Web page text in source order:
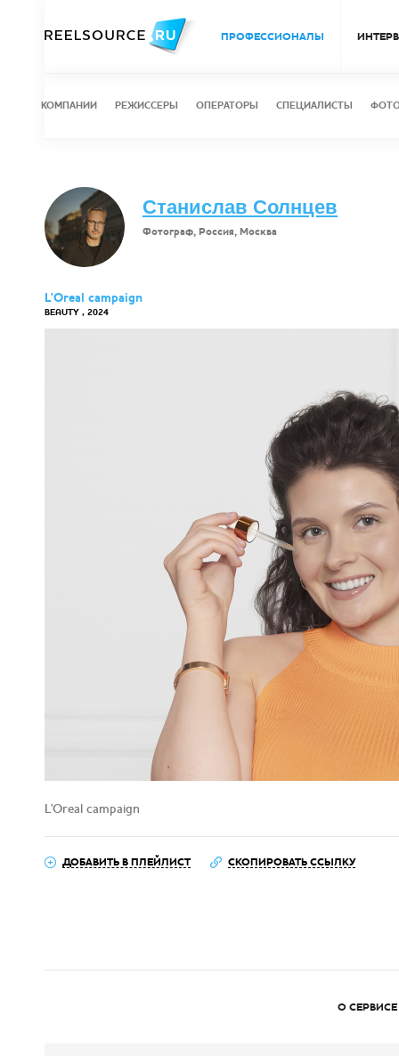
ПРОФЕССИОНАЛЫ
КОМПАНИИ РЕЖИССЕРЫ ОПЕРАТОРЫ СПЕЦИАЛИСТЫ
Станислав Солнцев
Фотограф, Россия, Москва
L'Oreal campaign
BEAUTY , 2024
L'Oreal campaign
ДОБАВИТЬ В ПЛЕЙЛИСТ СКОПИРОВАТЬ ССЫЛКУ
О СЕРВИСЕ